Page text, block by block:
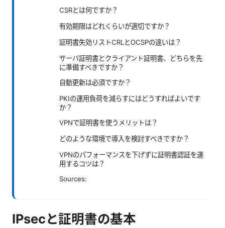
CSRとは何ですか？
有効期限はどれくらいが適切ですか？
証明書失効リストCRLとOCSPの違いは？
サーバ証明書とクライアント証明書、どちらを先
に準備すべきですか？
自動更新は必須ですか？
PKIの運用負荷を減らすにはどうすればよいです
か？
VPNで証明書を使うメリットは？
どのような環境で導入を検討すべきですか？
VPNのパフォーマンスを下げずに証明書認証を運
用するコツは？
Sources:
IPsecと証明書の基本